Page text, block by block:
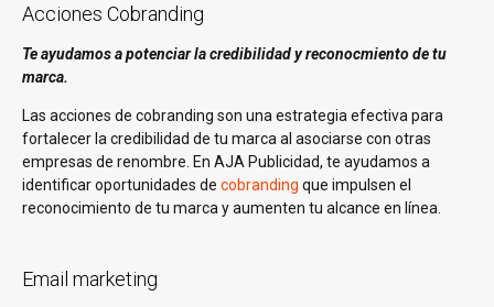
Acciones Cobranding
Te ayudamos a potenciar la credibilidad y reconocmiento de tu
marca.
Las acciones de cobranding son una estrategia efectiva para
fortalecer la credibilidad de tu marca al asociarse con otras
empresas de renombre. En AJA Publicidad, te ayudamos a
identificar oportunidades de cobranding que impulsen el
reconocimiento de tu marca y aumenten tu alcance en línea.
Email marketing